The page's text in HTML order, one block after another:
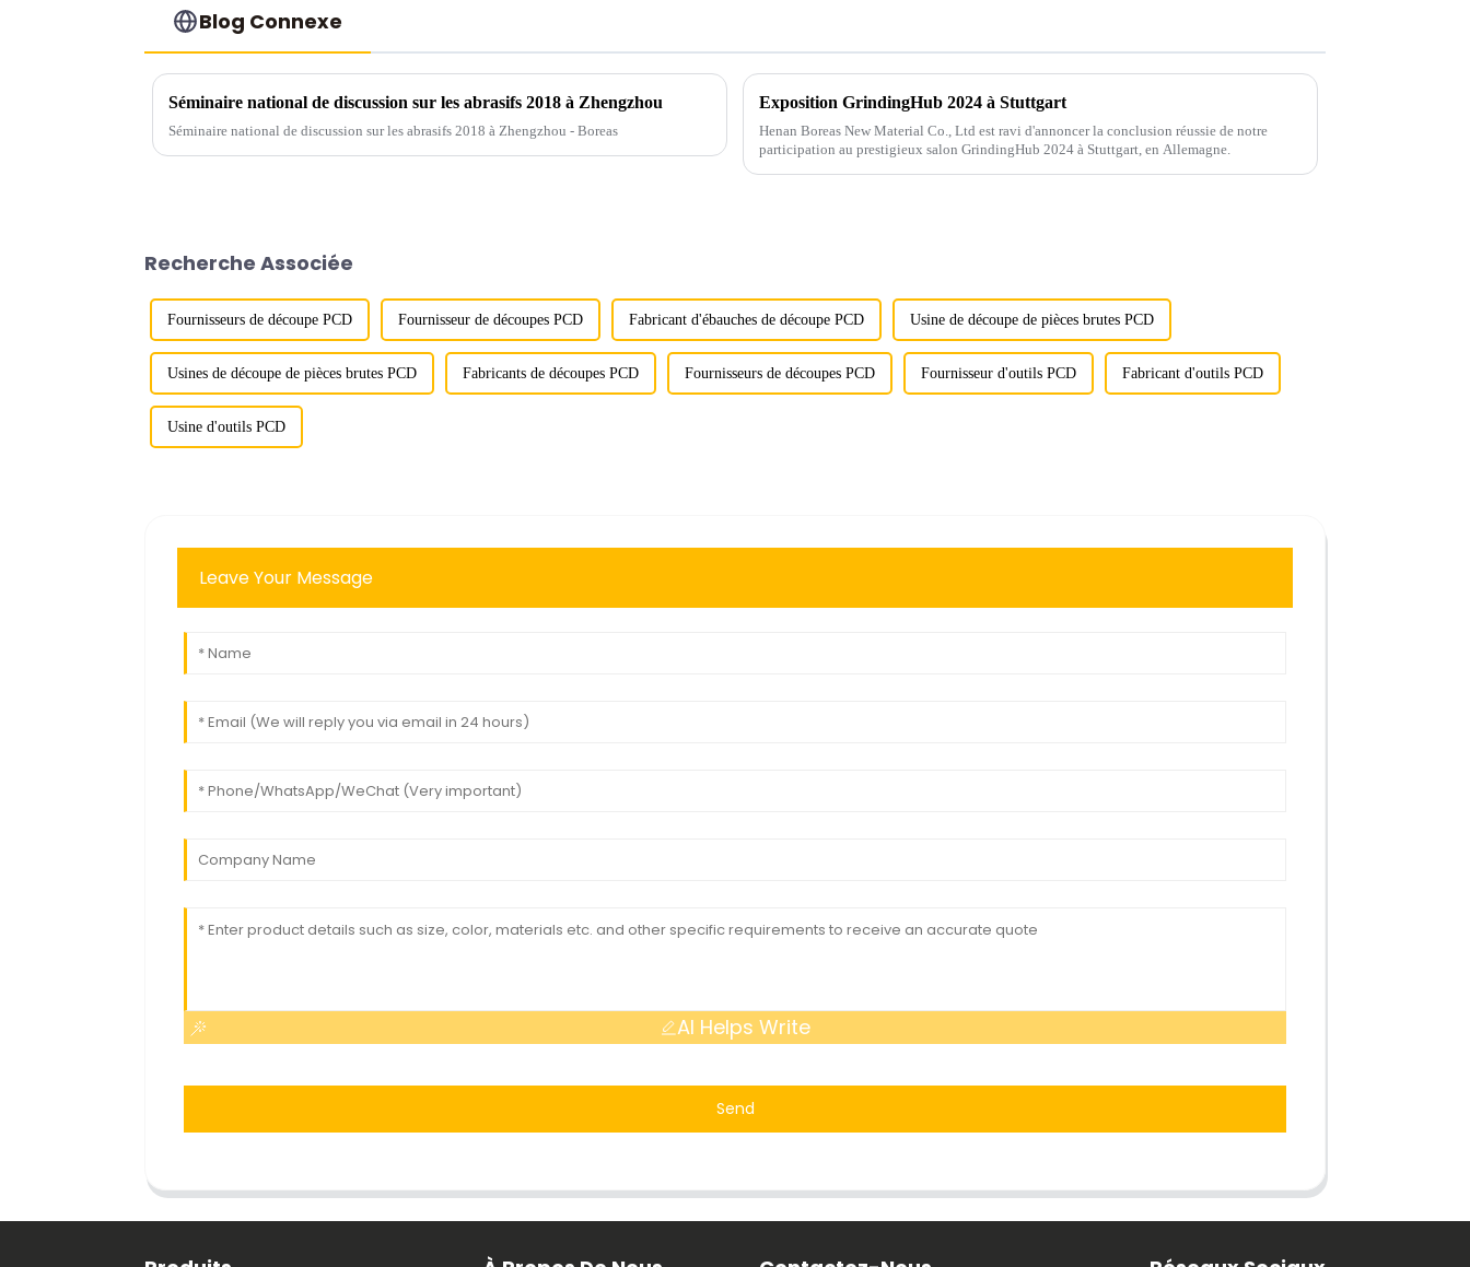
Blog Connexe
Séminaire national de discussion sur les abrasifs 2018 à Zhengzhou
Séminaire national de discussion sur les abrasifs 2018 à Zhengzhou - Boreas
Exposition GrindingHub 2024 à Stuttgart
Henan Boreas New Material Co., Ltd est ravi d'annoncer la conclusion réussie de notre
participation au prestigieux salon GrindingHub 2024 à Stuttgart, en Allemagne.
Recherche Associée
Fournisseurs de découpe PCD Fournisseur de découpes PCD Fabricant d'ébauches de découpe PCD Usine de découpe de pièces brutes PCD
Usines de découpe de pièces brutes PCD Fabricants de découpes PCD Fournisseurs de découpes PCD Fournisseur d'outils PCD Fabricant d'outils PCD
Usine d'outils PCD
Leave Your Message
AI Helps Write
Send